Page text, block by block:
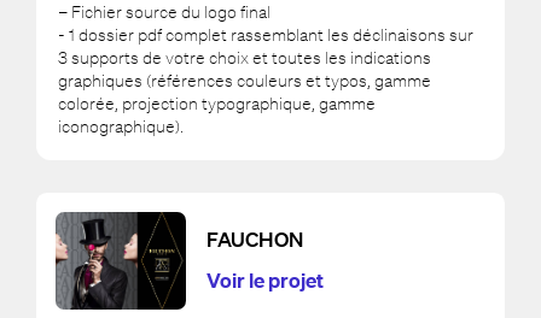
– Fichier source du logo final
- 1 dossier pdf complet rassemblant les déclinaisons sur
3 supports de votre choix et toutes les indications
graphiques (références couleurs et typos, gamme
colorée, projection typographique, gamme
iconographique).
FAUCHON
Voir le projet